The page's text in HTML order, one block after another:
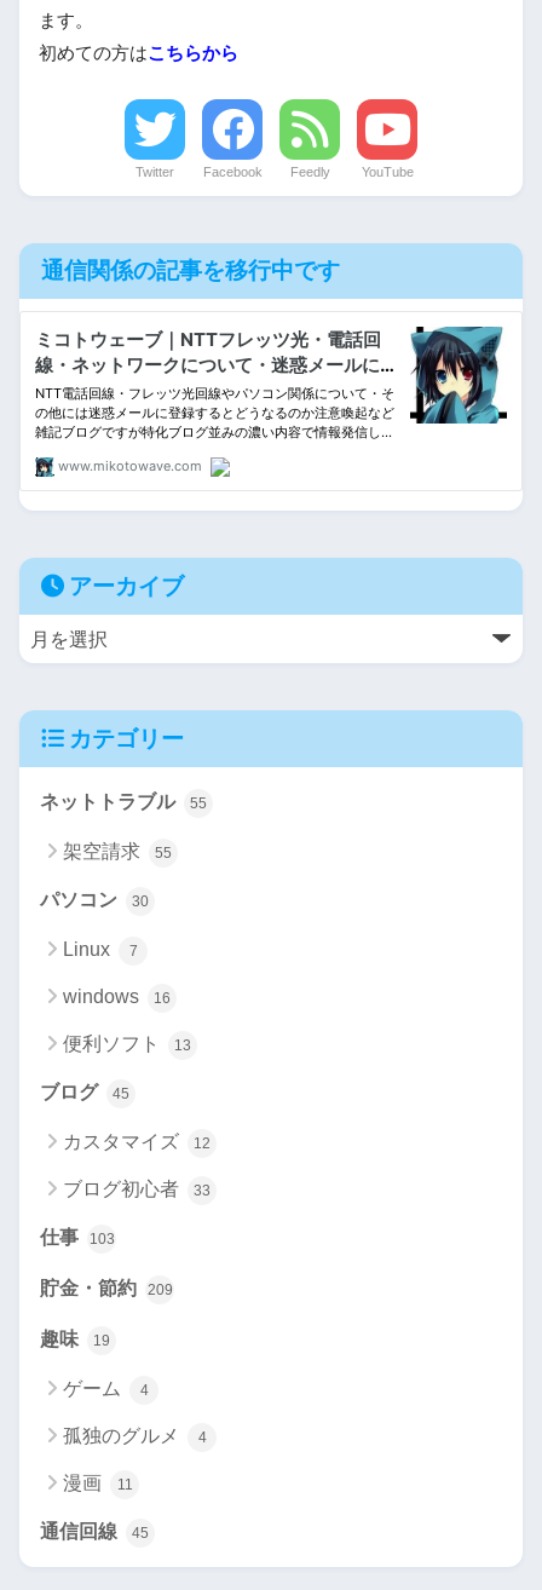
ます。
初めての方はこちらから
Twitter Facebook Feedly YouTube
通信関係の記事を移行中です
アーカイブ
カテゴリー
ネットトラブル 55
架空請求 55
パソコン 30
Linux 7
windows 16
便利ソフト 13
ブログ 45
カスタマイズ 12
ブログ初心者 33
仕事 103
貯金・節約 209
趣味 19
ゲーム 4
孤独のグルメ 4
漫画 11
通信回線 45